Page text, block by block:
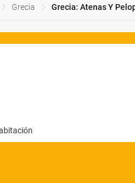
Grecia Grecia: Atenas Y